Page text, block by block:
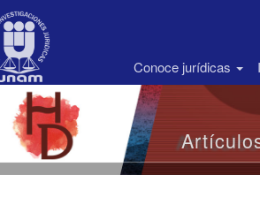
Conoce jurídicas